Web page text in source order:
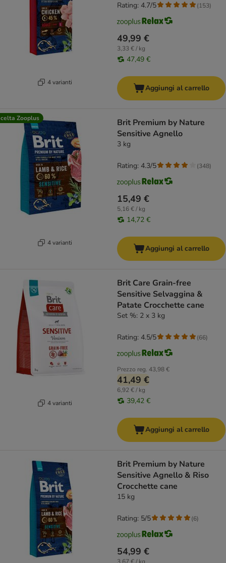
4 varianti
49,99 €
3,33 € / kg
47,49 €
Rating: 4.7/5 (153)
Aggiungi al carrello
Zooplus
4 varianti
Brit Premium by Nature
Sensitive Agnello
3 kg
15,49 €
5,16 € / kg
14,72 €
Rating: 4.3/5 (348)
Aggiungi al carrello
4 varianti
Brit Care Grain-free
Sensitive Selvaggina &
Patate Crocchette cane
Set %: 2 x 3 kg
Prezzo reg. 43,98 €
41,49 €
6,92 € / kg
39,42 €
Rating: 4.5/5 (66)
Aggiungi al carrello
Brit Premium by Nature
Sensitive Agnello & Riso
Crocchette cane
15 kg
54,99 €
Rating: 5/5 (6)